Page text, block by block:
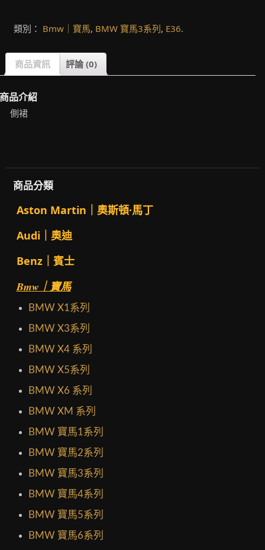
類別： Bmw｜寶馬, BMW 寶馬3系列, E36.
商品資訊 評論 (0)
品介紹
側裙
商品分類
Aston Martin｜奧斯頓·馬丁
Audi｜奧迪
Benz｜賓士
Bmw｜寶馬
BMW X1系列
BMW X3系列
BMW X4 系列
BMW X5系列
BMW X6 系列
BMW XM 系列
BMW 寶馬1系列
BMW 寶馬2系列
BMW 寶馬3系列
BMW 寶馬4系列
BMW 寶馬5系列
BMW 寶馬6系列